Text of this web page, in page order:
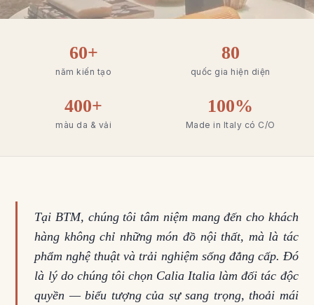
60+
năm kiến tạo
80
quốc gia hiện diện
400+
màu da & vải
100%
Made in Italy có C/O
Tại BTM, chúng tôi tâm niệm mang đến cho khách
hàng không chỉ những món đồ nội thất, mà là tác
phẩm nghệ thuật và trải nghiệm sống đẳng cấp. Đó
là lý do chúng tôi chọn Calia Italia làm đối tác độc
quyền — biểu tượng của sự sang trọng, thoải mái